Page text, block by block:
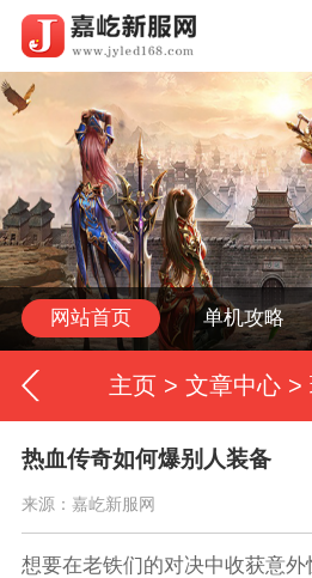
网站首页 单机攻略
主页 > 文章中心 >
热血传奇如何爆别人装备
来源：嘉屹新服网
想要在老铁们的对决中收获意